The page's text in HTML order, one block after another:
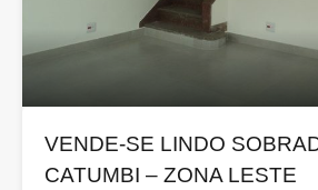
VENDE-SE LINDO
CATUMBI – ZONA LESTE